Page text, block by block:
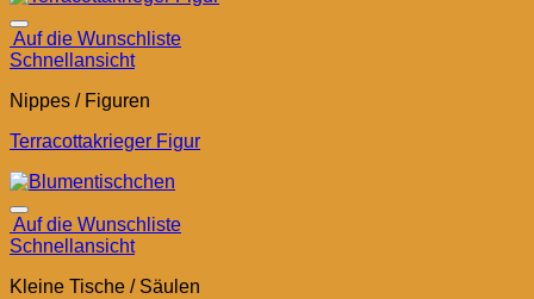
Auf die Wunschliste
Schnellansicht
Nippes / Figuren
Terracottakrieger Figur
Auf die Wunschliste
Schnellansicht
Kleine Tische / Säulen